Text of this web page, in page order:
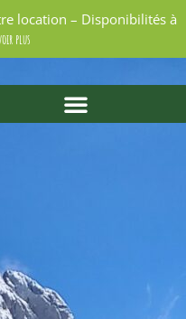
location – Disponibilités à
plus